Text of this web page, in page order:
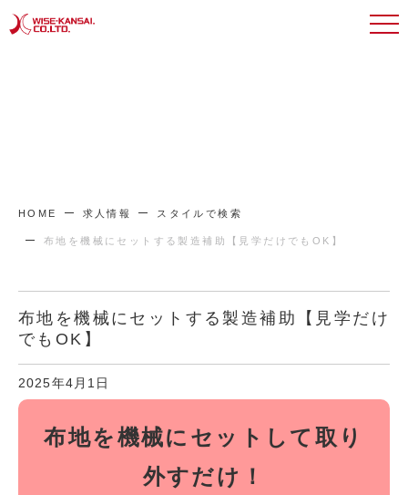
HOME 求人情報 スタイルで検索
布地を機械にセットする製造補助【見学だけでもOK】
布地を機械にセットする製造補助【見学だけ
でもOK】
2025年4月1日
布地を機械にセットして取り
外すだけ！